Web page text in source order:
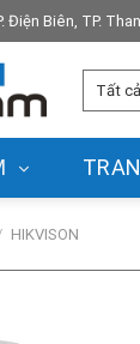
Điện Biên, TP.
HIKVISON